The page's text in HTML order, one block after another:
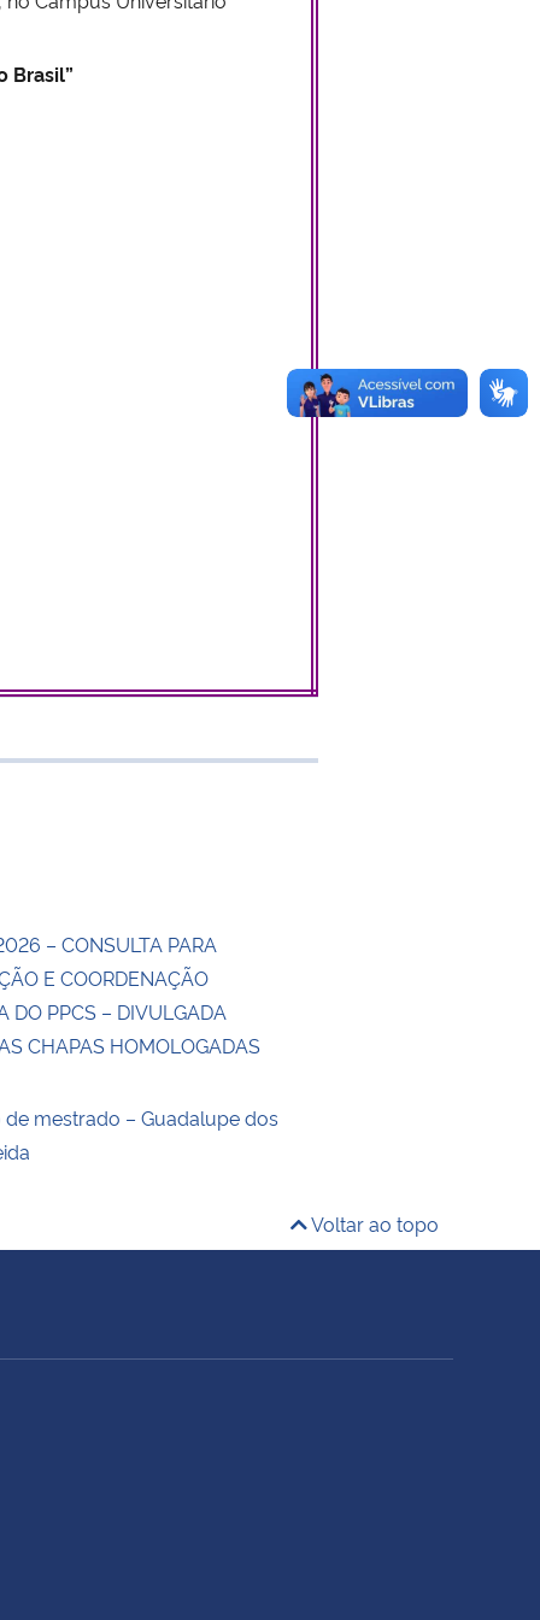
Brasil”
– CONSULTA PARA
E COORDENAÇÃO
DO PPCS – DIVULGADA
CHAPAS HOMOLOGADAS
mestrado – Guadalupe dos
Voltar ao topo